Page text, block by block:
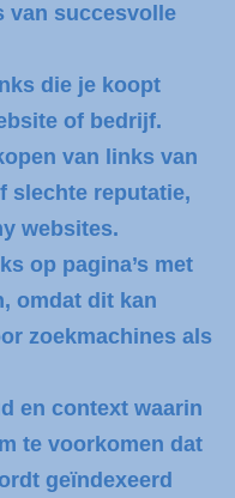
van succesvolle
die je koopt
of bedrijf.
van links van
slechte reputatie,
websites.
op pagina’s met
omdat dit kan
zoekmachines als
en context waarin
te voorkomen dat
geïndexeerd